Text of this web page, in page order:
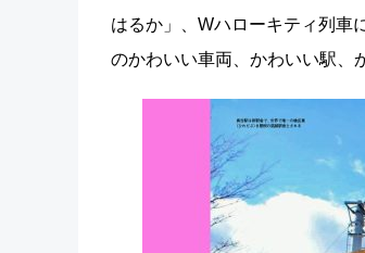
はるか」、Wハローキティ列車
のかわいい車両、かわいい駅、